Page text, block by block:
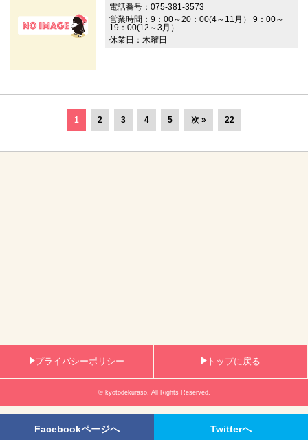
電話番号：075-381-3573
営業時間：9：00～20：00(4～11月） 9：00～
19：00(12～3月）
休業日：木曜日
1 2 3 4 5 次 » 22
プライバシーポリシー トップに戻る
© kyotodekuraso. All Rights Reserved.
Facebookページへ Twitterへ